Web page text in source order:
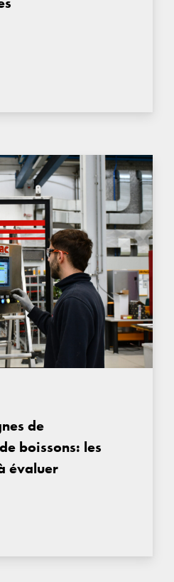
de
boissons: les
évaluer